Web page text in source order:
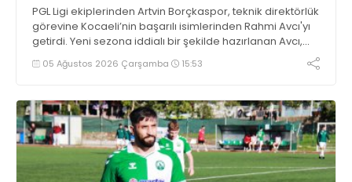
PGL Ligi ekiplerinden Artvin Borçkaspor, teknik direktörlük
görevine Kocaeli’nin başarılı isimlerinden Rahmi Avcı'yı
getirdi. Yeni sezona iddialı bir şekilde hazırlanan Avcı,
duygularını aktardı.
05 Ağustos 2026 Çarşamba 15:53